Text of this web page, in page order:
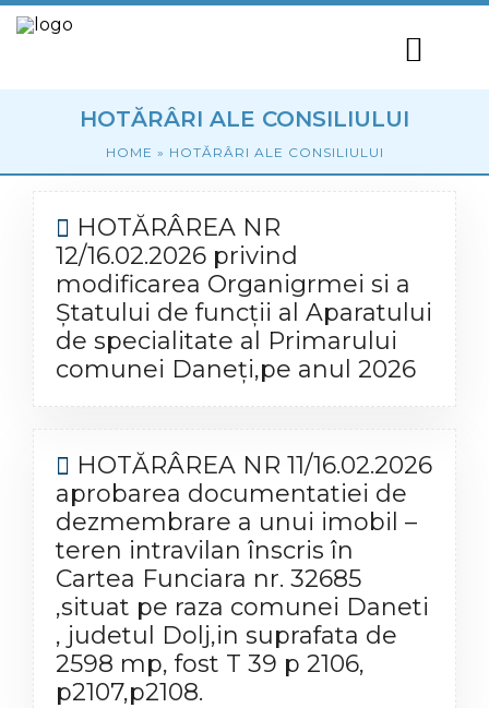
HOTĂRÂRI ALE CONSILIULUI
HOME » HOTĂRÂRI ALE CONSILIULUI
HOTĂRÂREA NR
12/16.02.2026 privind
modificarea Organigrmei si a
Ștatului de funcții al Aparatului
de specialitate al Primarului
comunei Daneți,pe anul 2026
HOTĂRÂREA NR 11/16.02.2026
aprobarea documentatiei de
dezmembrare a unui imobil –
teren intravilan înscris în
Cartea Funciara nr. 32685
,situat pe raza comunei Daneti
, judetul Dolj,in suprafata de
2598 mp, fost T 39 p 2106,
p2107,p2108.